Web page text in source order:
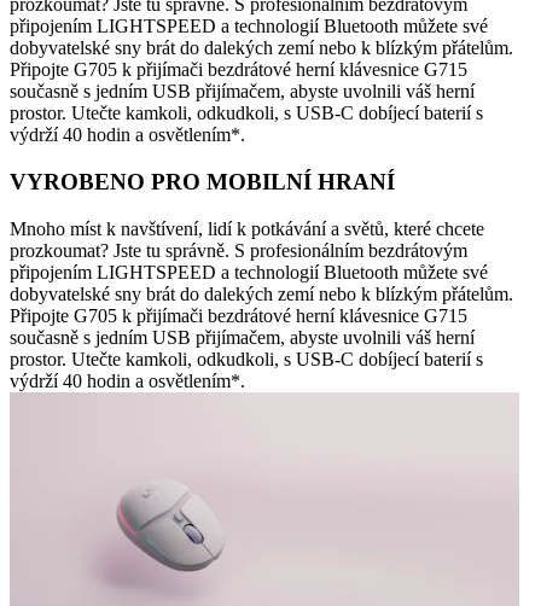
prozkoumat? Jste tu správně. S profesionálním bezdrátovým
připojením LIGHTSPEED a technologií Bluetooth můžete své
dobyvatelské sny brát do dalekých zemí nebo k blízkým přátelům.
Připojte G705 k přijímači bezdrátové herní klávesnice G715
současně s jedním USB přijímačem, abyste uvolnili váš herní
prostor. Utečte kamkoli, odkudkoli, s USB-C dobíjecí baterií s
výdrží 40 hodin a osvětlením*.
VYROBENO PRO MOBILNÍ HRANÍ
Mnoho míst k navštívení, lidí k potkávání a světů, které chcete
prozkoumat? Jste tu správně. S profesionálním bezdrátovým
připojením LIGHTSPEED a technologií Bluetooth můžete své
dobyvatelské sny brát do dalekých zemí nebo k blízkým přátelům.
Připojte G705 k přijímači bezdrátové herní klávesnice G715
současně s jedním USB přijímačem, abyste uvolnili váš herní
prostor. Utečte kamkoli, odkudkoli, s USB-C dobíjecí baterií s
výdrží 40 hodin a osvětlením*.